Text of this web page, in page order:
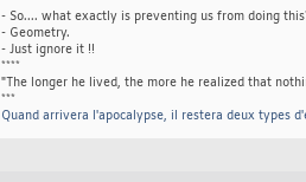
- So.... what exactly is preventing us from doing
- Geometry.
- Just ignore it !!
****
"The longer he lived, the more he realized that
***
Quand arrivera l'apocalypse, il restera deux types